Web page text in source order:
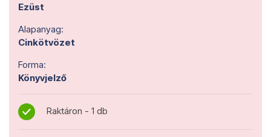
Ezüst
Alapanyag:
Cinkötvözet
Forma:
Könyvjelző
Raktáron - 1 db